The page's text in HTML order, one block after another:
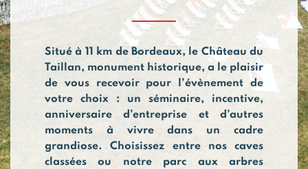
Situé à 11 km de Bordeaux, le Château du
Taillan, monument historique, a le plaisir
de vous recevoir pour l’évènement de
votre choix : un séminaire, incentive,
anniversaire d’entreprise et d’autres
moments à vivre dans un cadre
grandiose. Choisissez entre nos caves
classées ou notre parc aux arbres